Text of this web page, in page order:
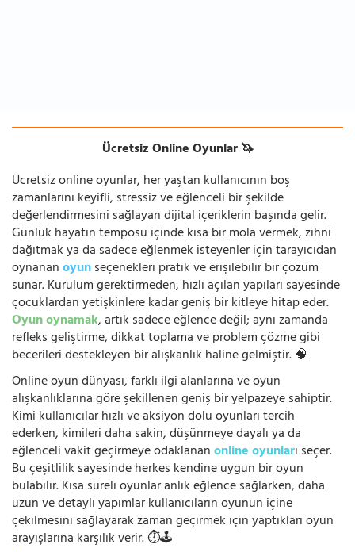
Ücretsiz Online Oyunlar 🦄
Ücretsiz online oyunlar, her yaştan kullanıcının boş
zamanlarını keyifli, stressiz ve eğlenceli bir şekilde
değerlendirmesini sağlayan dijital içeriklerin başında gelir.
Günlük hayatın temposu içinde kısa bir mola vermek, zihni
dağıtmak ya da sadece eğlenmek isteyenler için tarayıcıdan
oynananoyunseçenekleri pratik ve erişilebilir bir çözüm
sunar. Kurulum gerektirmeden, hızlı açılan yapıları sayesinde
çocuklardan yetişkinlere kadar geniş bir kitleye hitap eder.
Oyun oynamak, artık sadece eğlence değil; aynı zamanda
refleks geliştirme, dikkat toplama ve problem çözme gibi
becerileri destekleyen bir alışkanlık haline gelmiştir. 🧠
Online oyun dünyası, farklı ilgi alanlarına ve oyun
alışkanlıklarına göre şekillenen geniş bir yelpazeye sahiptir.
Kimi kullanıcılar hızlı ve aksiyon dolu oyunları tercih
ederken, kimileri daha sakin, düşünmeye dayalı ya da
eğlenceli vakit geçirmeye odaklananonline oyunları seçer.
Bu çeşitlilik sayesinde herkes kendine uygun bir oyun
bulabilir. Kısa süreli oyunlar anlık eğlence sağlarken, daha
uzun ve detaylı yapımlar kullanıcıların oyunun içine
çekilmesini sağlayarak zaman geçirmek için yaptıkları oyun
arayışlarına karşılık verir. ⏱️🕹️